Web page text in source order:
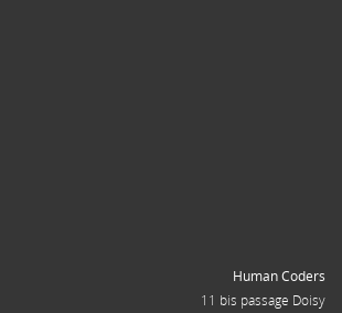
Human Coders
11 bis passage Doisy